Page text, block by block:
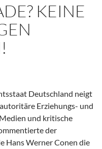
KEINE
Deutschland neigt
Erziehungs- und
und kritische
der
Hans Werner Conen die